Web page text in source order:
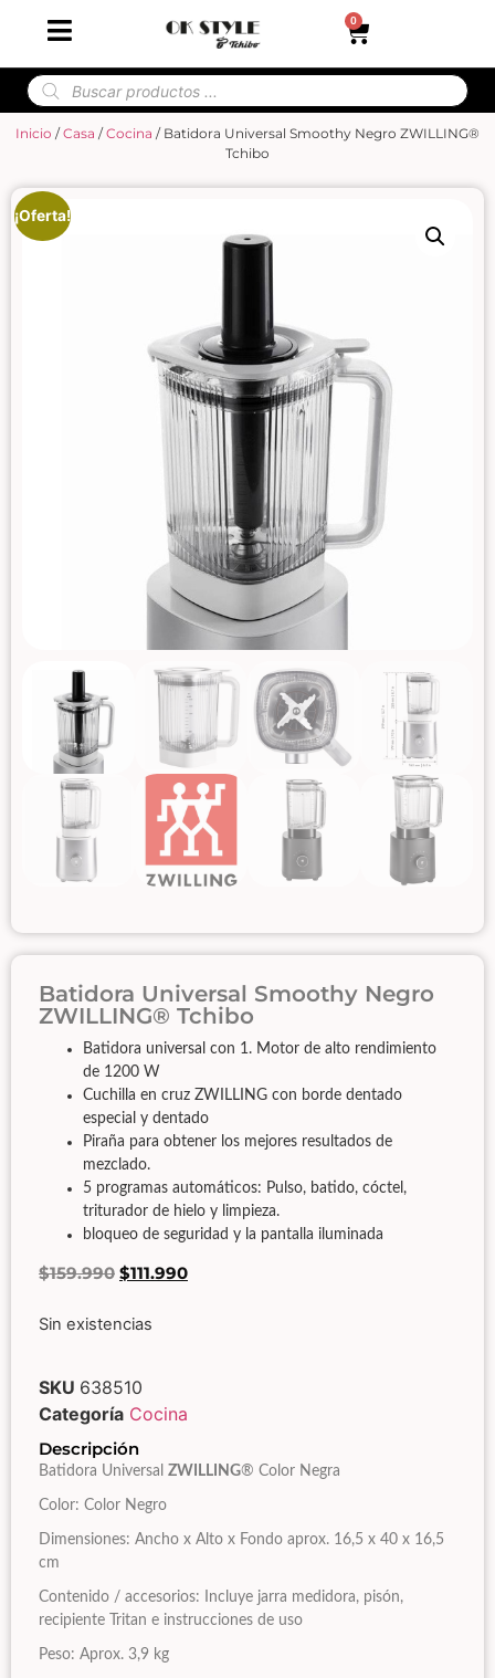
0
Inicio /Casa /Cocina / Batidora Universal Smoothy Negro ZWILLING®
Tchibo
¡Oferta!
Batidora Universal Smoothy Negro
ZWILLING® Tchibo
Batidora universal con 1. Motor de alto rendimiento
de 1200 W
Cuchilla en cruz ZWILLING con borde dentado
especial y dentado
Piraña para obtener los mejores resultados de
mezclado.
5 programas automáticos: Pulso, batido, cóctel,
triturador de hielo y limpieza.
bloqueo de seguridad y la pantalla iluminada
$159.990 $111.990
Sin existencias
SKU 638510
Categoría Cocina
Descripción
Batidora Universal ZWILLING® Color Negra
Color: Color Negro
Dimensiones: Ancho x Alto x Fondo aprox. 16,5 x 40 x 16,5
cm
Contenido / accesorios: Incluye jarra medidora, pisón,
recipiente Tritan e instrucciones de uso
Peso: Aprox. 3,9 kg